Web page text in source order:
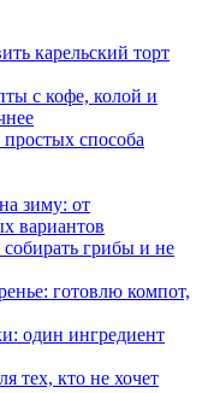
карельский торт
с кофе, колой и
способа
зиму: от
вариантов
грибы и не
готовлю компот,
один ингредиент
тех, кто не хочет